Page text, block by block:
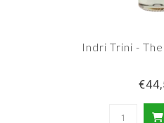
Indri Trini -